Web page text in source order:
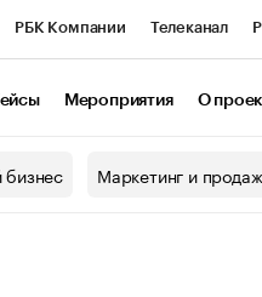
РБК Компании Телеканал
Мероприятия О
Маркетинг и